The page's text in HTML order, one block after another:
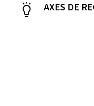
AXES DE